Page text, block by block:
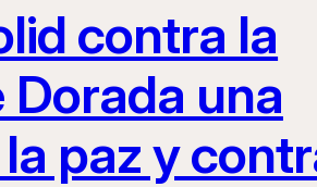
contra la
una
paz y